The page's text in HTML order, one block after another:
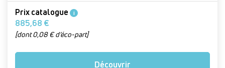
Prix catalogue i
885,68 €
[dont 0,08 € d’éco-part]
Découvrir